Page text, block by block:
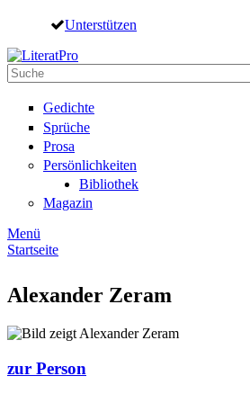
Direkt zum Inhalt
Unterstützen
Suche
Gedichte
Sprüche
Prosa
Persönlichkeiten
Bibliothek
Magazin
Menü
Startseite
Alexander Zeram
zur Person